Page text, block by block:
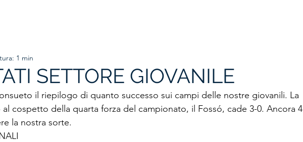
SETTORE GIOVANILE
1 min
il riepilogo di quanto successo sui campi delle nostre giovanili. La
cospetto della quarta forza del campionato, il Fossó, cade 3-0. Ancora 4
la nostra sorte.